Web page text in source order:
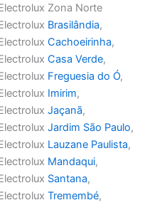
Zona Norte
Brasilândia,
Cachoeirinha,
Casa Verde,
Freguesia do Ó,
Imirim,
Jaçanã,
Jardim São Paulo,
Lauzane Paulista,
Mandaqui,
Santana,
Tremembé,